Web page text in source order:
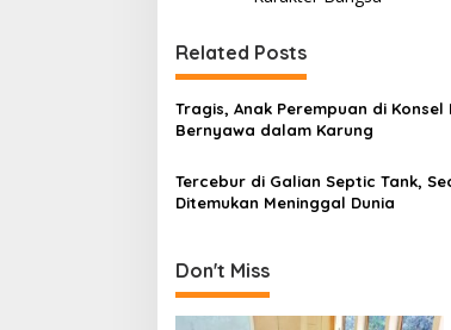
i
g
a
s
i
p
s
Related Posts
Tragis, Anak Perempuan di Konsel
Bernyawa dalam Karung
Tercebur di Galian Septic Tank,
Ditemukan Meninggal Dunia
Don't Miss